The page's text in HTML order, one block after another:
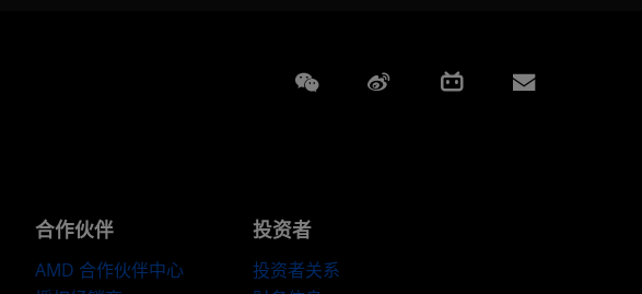
Weixin Weibo Bilibili
合作伙伴
AMD 合作伙伴中心
投资者
投资者关系